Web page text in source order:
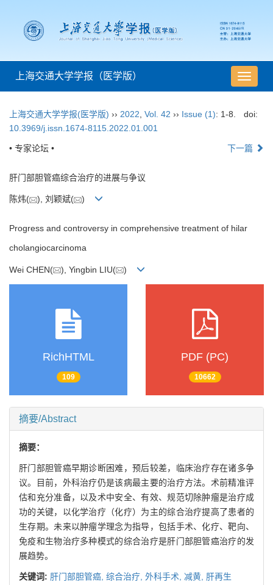
导
航
换
上海交通大学学报（医学版）
上海交通大学学报(医学版) ›› 2022 Vol. 42 ›› Issue (1): 1-8.
doi:
10.3969/j.issn.1674-8115.2022.01.001
• 专家论坛 • 下一篇
肝门部胆管癌综合治疗的进展与争议
陈炜( ), 刘颖斌( )
Progress and controversy in comprehensive treatment of hilar
cholangiocarcinoma
Wei CHEN( ), Yingbin LIU( )
RichHTML
109
PDF (PC)
10662
摘要/Abstract
摘要：
肝门部胆管癌早期诊断困难，预后较差，临床治疗存在诸多争
议。目前，外科治疗仍是该病最主要的治疗方法。术前精准评
估和充分准备，以及术中安全、有效、规范切除肿瘤是治疗成
功的关键，以化学治疗（化疗）为主的综合治疗提高了患者的
生存期。未来以肿瘤学理念为指导，包括手术、化疗、靶向、
免疫和生物治疗多种模式的综合治疗是肝门部胆管癌治疗的发
展趋势。
关键词: 肝门部胆管癌, 综合治疗, 外科手术, 减黄, 肝再生